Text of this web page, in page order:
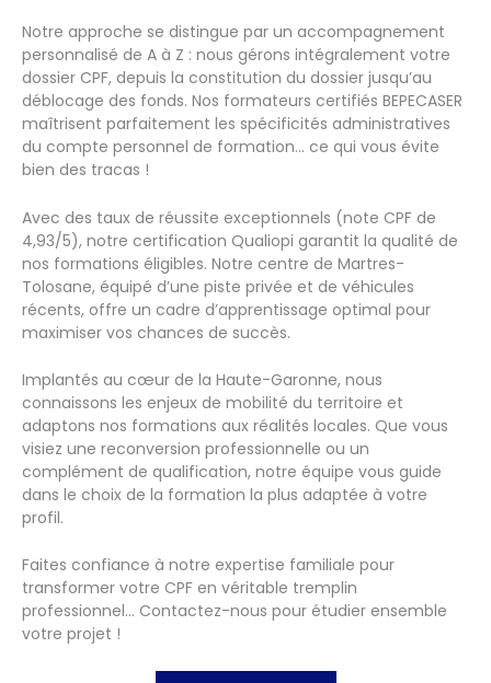
Notre approche se distingue par un accompagnement
personnalisé de A à Z : nous gérons intégralement votre
dossier CPF, depuis la constitution du dossier jusqu’au
déblocage des fonds. Nos formateurs certifiés BEPECASER
maîtrisent parfaitement les spécificités administratives
du compte personnel de formation… ce qui vous évite
bien des tracas !
Avec des taux de réussite exceptionnels (note CPF de
4,93/5), notre certification Qualiopi garantit la qualité de
nos formations éligibles. Notre centre de Martres-
Tolosane, équipé d’une piste privée et de véhicules
récents, offre un cadre d’apprentissage optimal pour
maximiser vos chances de succès.
Implantés au cœur de la Haute-Garonne, nous
connaissons les enjeux de mobilité du territoire et
adaptons nos formations aux réalités locales. Que vous
visiez une reconversion professionnelle ou un
complément de qualification, notre équipe vous guide
dans le choix de la formation la plus adaptée à votre
profil.
Faites confiance à notre expertise familiale pour
transformer votre CPF en véritable tremplin
professionnel… Contactez-nous pour étudier ensemble
votre projet !